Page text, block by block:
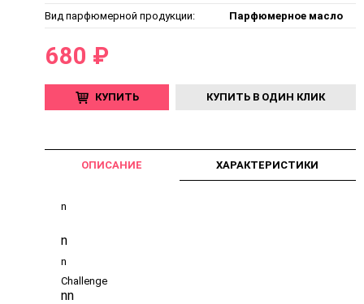
Вид парфюмерной продукции:
Парфюмерное масло
680 ₽
КУПИТЬ КУПИТЬ В ОДИН КЛИК
ОПИСАНИЕ ХАРАКТЕРИСТИКИ
n
n
n
Challenge
nn